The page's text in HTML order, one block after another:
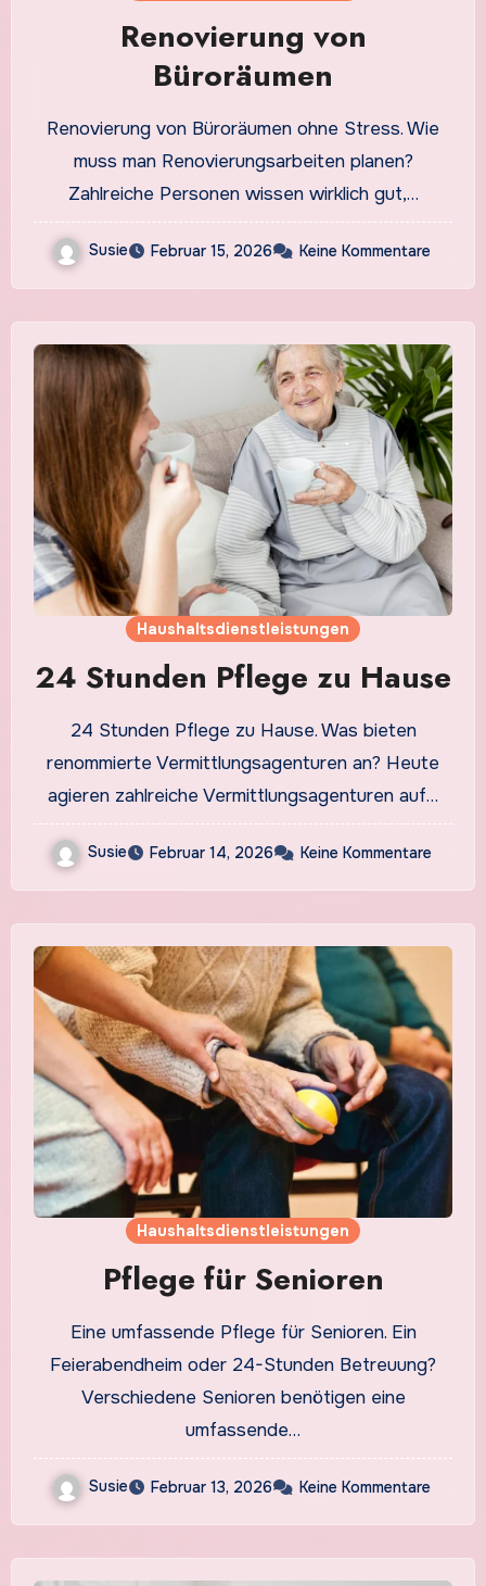
Renovierung von
Büroräumen
Renovierung von Büroräumen ohne Stress. Wie
muss man Renovierungsarbeiten planen?
Zahlreiche Personen wissen wirklich gut,…
Susie Februar 15, 2026 Keine Kommentare
Haushaltsdienstleistungen
24 Stunden Pflege zu Hause
24 Stunden Pflege zu Hause. Was bieten
renommierte Vermittlungsagenturen an? Heute
agieren zahlreiche Vermittlungsagenturen auf…
Susie Februar 14, 2026 Keine Kommentare
Haushaltsdienstleistungen
Pflege für Senioren
Eine umfassende Pflege für Senioren. Ein
Feierabendheim oder 24-Stunden Betreuung?
Verschiedene Senioren benötigen eine
umfassende…
Susie Februar 13, 2026 Keine Kommentare